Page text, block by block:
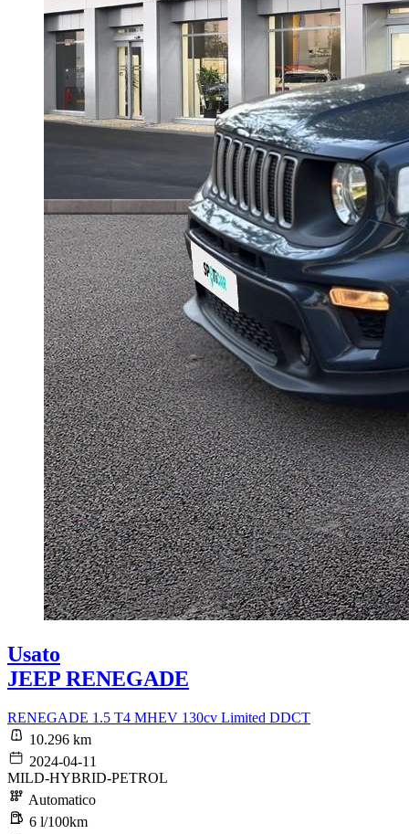
Usato
JEEP RENEGADE
RENEGADE 1.5 T4 MHEV 130cv Limited DDCT
10.296 km
2024-04-11
MILD-HYBRID-PETROL
Automatico
6 l/100km